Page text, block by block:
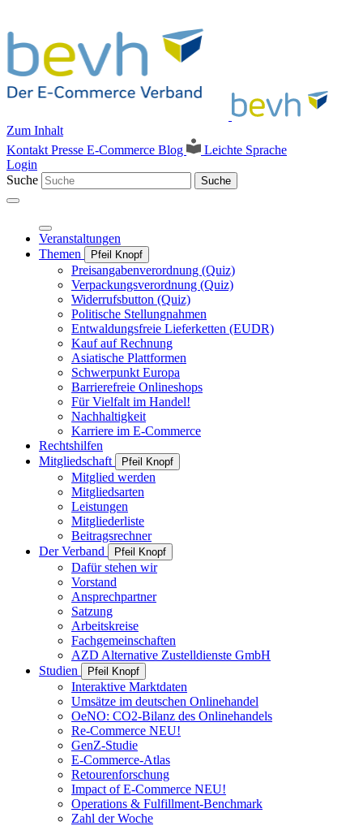
Zum Inhalt
Kontakt Presse E-Commerce Blog
Leichte Sprache
Login
Suche
Suche
Veranstaltungen
Themen
Pfeil Knopf
Preisangabenverordnung (Quiz)
Verpackungsverordnung (Quiz)
Widerrufsbutton (Quiz)
Politische Stellungnahmen
Entwaldungsfreie Lieferketten (EUDR)
Kauf auf Rechnung
Asiatische Plattformen
Schwerpunkt Europa
Barrierefreie Onlineshops
Für Vielfalt im Handel!
Nachhaltigkeit
Karriere im E-Commerce
Rechtshilfen
Mitgliedschaft
Pfeil Knopf
Mitglied werden
Mitgliedsarten
Leistungen
Mitgliederliste
Beitragsrechner
Der Verband
Pfeil Knopf
Dafür stehen wir
Vorstand
Ansprechpartner
Satzung
Arbeitskreise
Fachgemeinschaften
AZD Alternative Zustelldienste GmbH
Studien
Pfeil Knopf
Interaktive Marktdaten
Umsätze im deutschen Onlinehandel
OeNO: CO2-Bilanz des Onlinehandels
Re-Commerce NEU!
GenZ-Studie
E-Commerce-Atlas
Retourenforschung
Impact of E-Commerce NEU!
Operations & Fulfillment-Benchmark
Zahl der Woche